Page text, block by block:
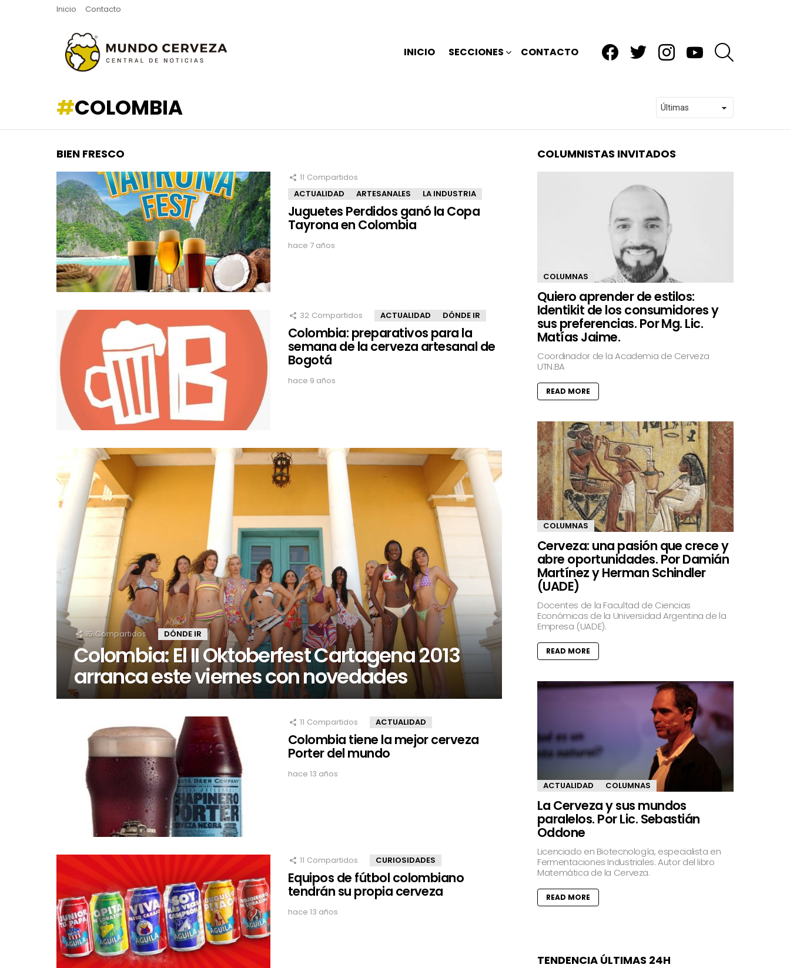
Inicio Contacto
INICIO SECCIONES CONTACTO
COLOMBIA
BIEN FRESCO
11 Compartidos
ACTUALIDAD
ARTESANALES LA INDUSTRIA
Juguetes Perdidos ganó la Copa
Tayrona en Colombia
hace 7 años
32 Compartidos ACTUALIDAD DÓNDE IR
Colombia: preparativos para la
semana de la cerveza artesanal de
Bogotá
hace 9 años
15 Compartidos DÓNDE IR
Colombia: El II Oktoberfest Cartagena 2013
arranca este viernes con novedades
11 Compartidos ACTUALIDAD
Colombia tiene la mejor cerveza
Porter del mundo
hace 13 años
11 Compartidos CURIOSIDADES
Equipos de fútbol colombiano
tendrán su propia cerveza
hace 13 años
COLUMNISTAS INVITADOS
COLUMNAS
Quiero aprender de estilos:
Identikit de los consumidores y
sus preferencias. Por Mg. Lic.
Matías Jaime.
Coordinador de la Academia de Cerveza
UTN.BA
READ MORE
COLUMNAS
Cerveza: una pasión que crece y
abre oportunidades. Por Damián
Martínez y Herman Schindler
(UADE)
Docentes de la Facultad de Ciencias
Económicas de la Universidad Argentina de la
Empresa (UADE).
READ MORE
ACTUALIDAD COLUMNAS
La Cerveza y sus mundos
paralelos. Por Lic. Sebastián
Oddone
Licenciado en Biotecnología, especialista en
Fermentaciones Industriales. Autor del libro
Matemática de la Cerveza.
READ MORE
TENDENCIA ÚLTIMAS 24H